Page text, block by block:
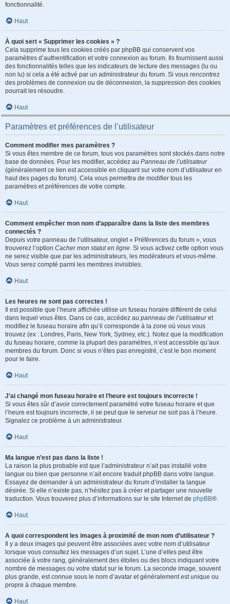
fonctionnalité.
Haut
À quoi sert « Supprimer les cookies » ?
Cela supprime tous les cookies créés par phpBB qui conservent vos
paramètres d’authentification et votre connexion au forum. Ils fournissent aussi
des fonctionnalités telles que les indicateurs de lecture des messages (lu ou
non lu) si cela a été activé par un administrateur du forum. Si vous rencontrez
des problèmes de connexion ou de déconnexion, la suppression des cookies
pourrait les résoudre.
Haut
Paramètres et préférences de l’utilisateur
Comment modifier mes paramètres ?
Si vous êtes membre de ce forum, tous vos paramètres sont stockés dans notre
base de données. Pour les modifier, accédez au Panneau de l’utilisateur
(généralement ce lien est accessible en cliquant sur votre nom d’utilisateur en
haut des pages du forum). Cela vous permettra de modifier tous les
paramètres et préférences de votre compte.
Haut
Comment empêcher mon nom d’apparaître dans la liste des membres
connectés ?
Depuis votre panneau de l’utilisateur, onglet « Préférences du forum », vous
trouverez l’option Cacher mon statut en ligne. Si vous activez cette option vous
ne serez visible que par les administrateurs, les modérateurs et vous-même.
Vous serez compté parmi les membres invisibles.
Haut
Les heures ne sont pas correctes !
Il est possible que l’heure affichée utilise un fuseau horaire différent de celui
dans lequel vous êtes. Dans ce cas, accédez au panneau de l’utilisateuret
modifiez le fuseau horaire afin qu’il corresponde à la zone où vous vous
trouvez (ex : Londres, Paris, New York, Sydney, etc.). Notez que la modification
du fuseau horaire, comme la plupart des paramètres, n’est accessible qu’aux
membres du forum. Donc si vous n’êtes pas enregistré, c’est le bon moment
pour le faire.
Haut
J’ai changé mon fuseau horaire et l’heure est toujours incorrecte !
Si vous êtes sûr d’avoir correctement paramétré votre fuseau horaire et que
l’heure est toujours incorrecte, il se peut que le serveur ne soit pas à l’heure.
Signalez ce problème à un administrateur.
Haut
Ma langue n’est pas dans la liste !
La raison la plus probable est que l’administrateur n’ait pas installé votre
langue ou bien que personne n’ait encore traduit phpBB dans votre langue.
Essayez de demander à un administrateur du forum d’installer la langue
désirée. Si elle n’existe pas, n’hésitez pas à créer et partager une nouvelle
traduction. Vous trouverez plus d’informations sur le site Internet de phpBB®.
Haut
A quoi correspondent les images à proximité de mon nom d’utilisateur ?
Il y a deux images qui peuvent être associées avec votre nom d’utilisateur
lorsque vous consultez les messages d’un sujet. L’une d’elles peut être
associée à votre rang, généralement des étoiles ou des blocs indiquant votre
nombre de messages ou votre statut sur le forum. La seconde image, souvent
plus grande, est connue sous le nom d’avatar et généralement est unique ou
propre à chaque membre.
Haut